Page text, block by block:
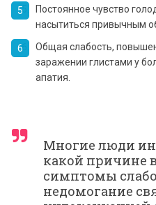
Постоянное чувство
насытиться привычным
Общая слабость,
заражении глистами у
апатия.
Многие люди
какой причине
симптомы
недомогание